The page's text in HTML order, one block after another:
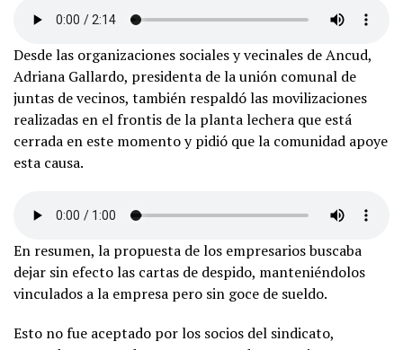
Desde las organizaciones sociales y vecinales de Ancud,
Adriana Gallardo, presidenta de la unión comunal de
juntas de vecinos, también respaldó las movilizaciones
realizadas en el frontis de la planta lechera que está
cerrada en este momento y pidió que la comunidad apoye
esta causa.
En resumen, la propuesta de los empresarios buscaba
dejar sin efecto las cartas de despido, manteniéndolos
vinculados a la empresa pero sin goce de sueldo.
Esto no fue aceptado por los socios del sindicato,